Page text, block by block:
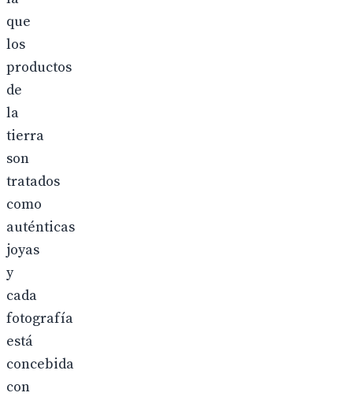
que
los
productos
de
la
tierra
son
tratados
como
auténticas
joyas
y
cada
fotografía
está
concebida
con